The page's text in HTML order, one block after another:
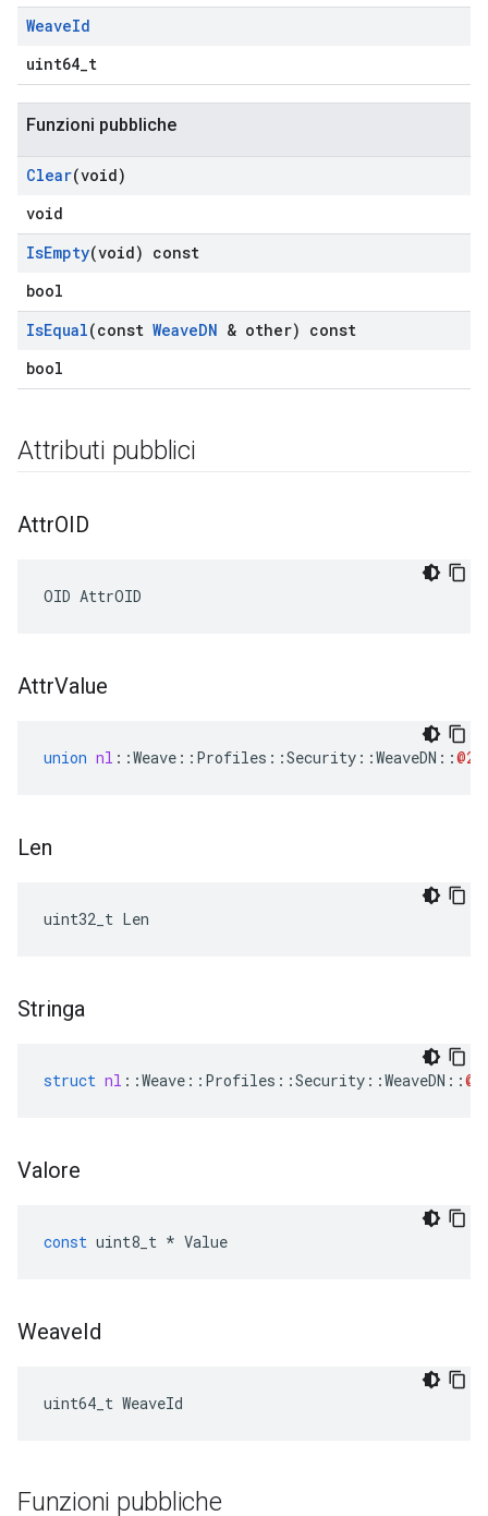
WeaveId
uint64_t
Funzioni pubbliche
Clear(void)
void
IsEmpty(void) const
bool
IsEqual(const WeaveDN & other) const
bool
Attributi pubblici
AttrOID
OID AttrOID
AttrValue
union nl ::Weave :: Profiles ::Security ::WeaveDN ::
Len
uint32_t Len
Stringa
struct nl ::Weave :: Profiles ::Security ::WeaveDN ::
Valore
const uint8_t * Value
WeaveId
uint64_t WeaveId
Funzioni pubbliche